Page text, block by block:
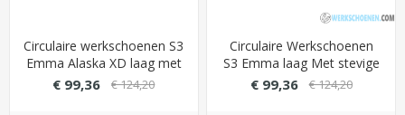
Circulaire werkschoenen S3
Emma Alaska XD laag met
stevige PU/PU loopzool
€ 99,36 € 124,20
Circulaire Werkschoenen
S3 Emma laag Met stevige
loopzool (Gripforce
€ 99,36 € 124,20